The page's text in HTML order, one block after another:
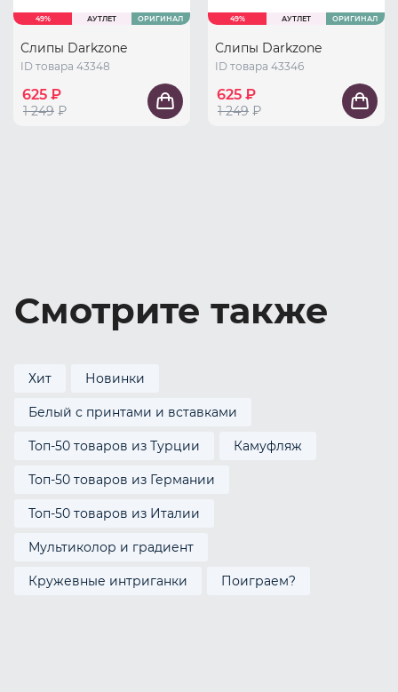
49% АУТЛЕТ ОРИГИНАЛ
Слипы Darkzone
ID товара 43348
625 ₽
1 249 ₽
49% АУТЛЕТ ОРИГИНАЛ
Слипы Darkzone
ID товара 43346
625 ₽
1 249 ₽
Смотрите также
Хит Новинки
Белый с принтами и вставками
Топ-50 товаров из Турции Камуфляж
Топ-50 товаров из Германии
Топ-50 товаров из Италии
Мультиколор и градиент
Кружевные интриганки Поиграем?